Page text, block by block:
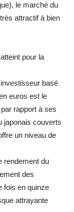
le marché du
attractif à bien
pour la
basé
euros est le
rapport à ses
japonais couverts
un niveau de
rendement du
des
fois en quinze
attrayante